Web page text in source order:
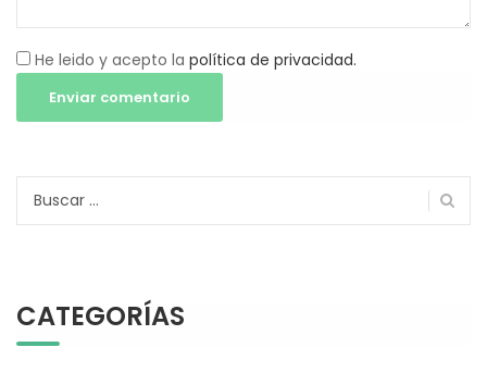
He leido y acepto la política de privacidad.
CATEGORÍAS